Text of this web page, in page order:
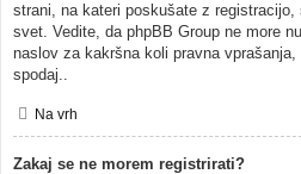
strani, na kateri poskušate z registracijo,
svet. Vedite, da phpBB Group ne more
naslov za kakršna koli pravna
spodaj..
Na vrh
Zakaj se ne morem registrirati?